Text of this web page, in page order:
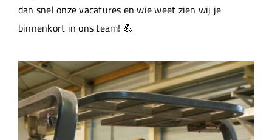
dan snel onze vacatures en wie weet zien wij je
binnenkort in ons team! 💪